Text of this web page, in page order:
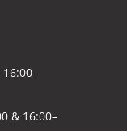
& 16:00–